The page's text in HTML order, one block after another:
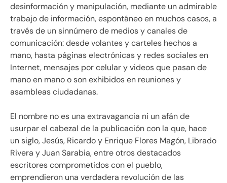
desinformación y manipulación, mediante un admirable
trabajo de información, espontáneo en muchos casos, a
través de un sinnúmero de medios y canales de
comunicación: desde volantes y carteles hechos a
mano, hasta páginas electrónicas y redes sociales en
Internet, mensajes por celular y videos que pasan de
mano en mano o son exhibidos en reuniones y
asambleas ciudadanas.
El nombre no es una extravagancia ni un afán de
usurpar el cabezal de la publicación con la que, hace
un siglo, Jesús, Ricardo y Enrique Flores Magón, Librado
Rivera y Juan Sarabia, entre otros destacados
escritores comprometidos con el pueblo,
emprendieron una verdadera revolución de las